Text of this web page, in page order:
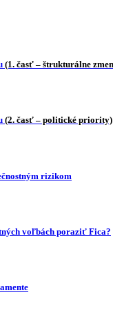
(1. časť – štrukturálne
(2. časť – politické priority)
rizikom
voľbách poraziť Fica?